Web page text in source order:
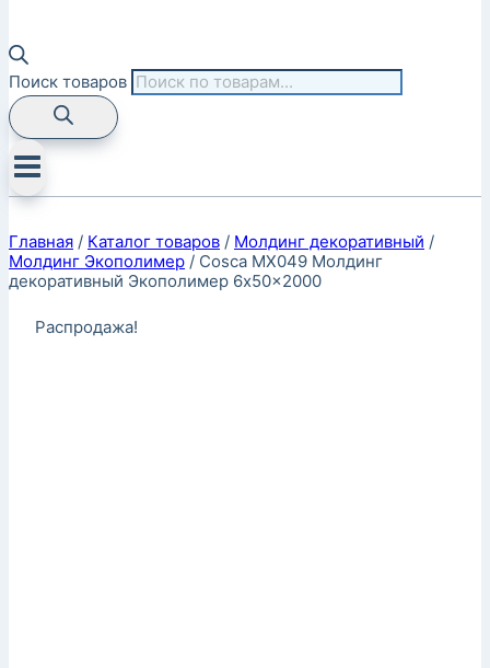
Поиск товаров
Главная / Каталог товаров / Молдинг декоративный /
Молдинг Экополимер / Cosca MX049 Молдинг
декоративный Экополимер 6x50x2000
Распродажа!